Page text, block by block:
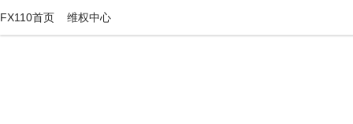
FX110首页 维权中心